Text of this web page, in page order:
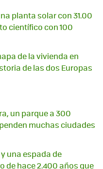
planta solar con 31.00
científico con 100
de la vivienda en
de las dos Europas
un parque a 300
muchas ciudades
una espada de
de hace 2.400 años que